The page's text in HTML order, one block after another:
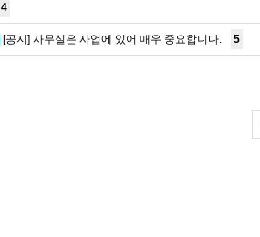
4
[공지] 사무실은 사업에 있어 매우 중요합니다. 5